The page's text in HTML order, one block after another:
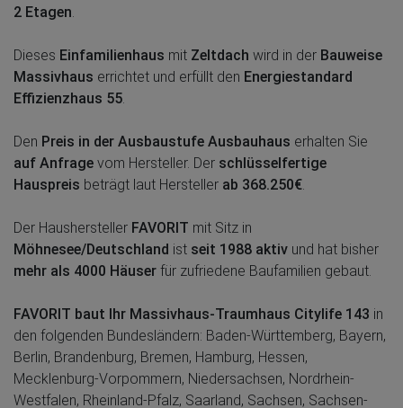
2 Etagen
Dieses Einfamilienhaus mit Zeltdach wird in der Bauweise
Massivhaus errichtet und erfüllt den Energiestandard
Effizienzhaus 55
Den Preis in der Ausbaustufe Ausbauhaus erhalten Sie
auf Anfrage vom Hersteller. Der schlüsselfertige
Hauspreis beträgt laut Hersteller ab 368.250€
Der Haushersteller FAVORIT mit Sitz in
Möhnesee/Deutschland ist seit 1988 aktiv und hat bisher
mehr als 4000 Häuser für zufriedene Baufamilien gebaut.
FAVORIT baut Ihr Massivhaus-Traumhaus Citylife 143 in
den folgenden Bundesländern: Baden-Württemberg, Bayern,
Berlin, Brandenburg, Bremen, Hamburg, Hessen,
Mecklenburg-Vorpommern, Niedersachsen, Nordrhein-
Westfalen, Rheinland-Pfalz, Saarland, Sachsen, Sachsen-